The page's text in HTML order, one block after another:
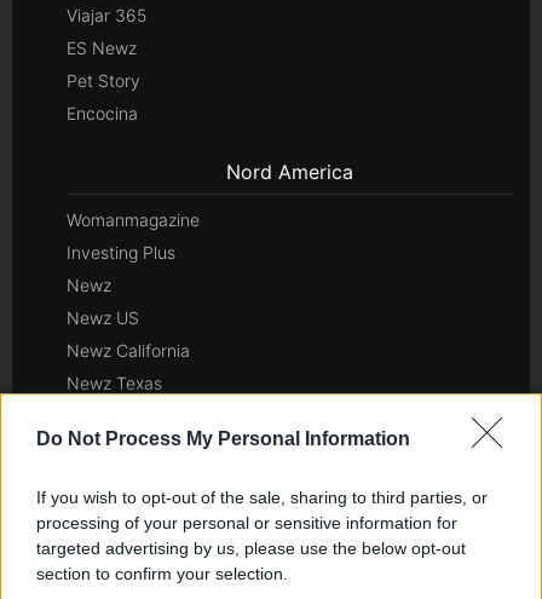
Do Not Process My Personal Information
If you wish to opt-out of the sale, sharing to third parties, or
processing of your personal or sensitive information for
targeted advertising by us, please use the below opt-out
section to confirm your selection.
Viajar 365
ES Newz
Pet Story
Encocina
Nord America
Womanmagazine
Investing Plus
Newz
Newz US
Newz California
Newz Texas
Newz New York
Newz Illinois
Newz Ohio
Gameland